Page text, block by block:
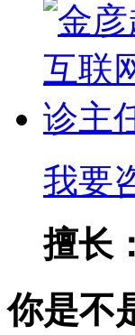
我要
擅长：
你是不